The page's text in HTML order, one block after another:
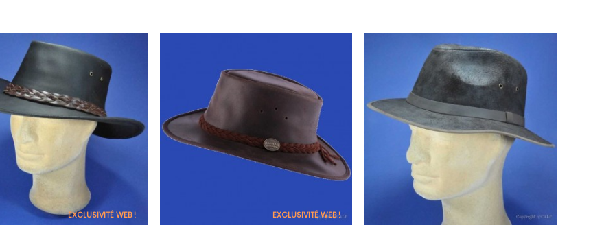
EXCLUSIVITÉ WEB ! EXCLUSIVITÉ WEB !